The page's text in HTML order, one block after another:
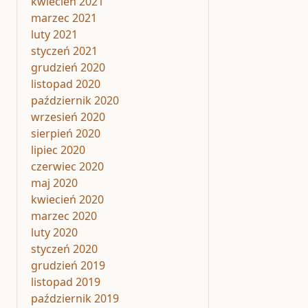
marzec 2021
luty 2021
styczeń 2021
grudzień 2020
listopad 2020
październik 2020
wrzesień 2020
sierpień 2020
lipiec 2020
czerwiec 2020
maj 2020
kwiecień 2020
marzec 2020
luty 2020
styczeń 2020
grudzień 2019
listopad 2019
październik 2019